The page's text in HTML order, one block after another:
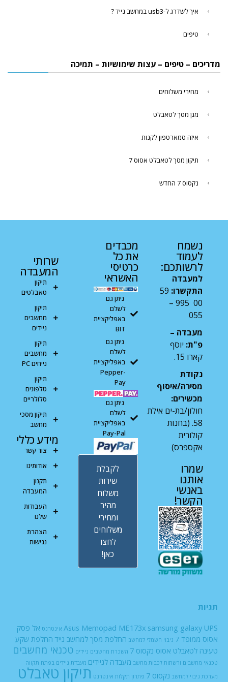
איך לשדרג ל-usb3 במחשב נייד ?
טיפים
מדריכים – טיפים – עצות שימושיות – תמיכה
מחירי משלוחים
מגן מסך לטאבלט
איזה סמארטפון לקנות
תיקון מסך לטאבלט אסוס 7
נקסוס 7 החדש
נשמח
לעמוד
לרשותכם:
למעבדה
התקשרו: 59
00 995 –
055
מעבדה –
פ"ת: יוסף
קארו 15.
נקודת
מסירה/איסוף
מכשירים:
חולון/בת-ים אילת
58. (בחנות
קולורית
אקספרס)
שמרו
אותנו
באנשי
הקשר!
מכבדים
את כל
כרטיסי
האשראי
ניתן גם
לשלם
באפליקציית
BIT
ניתן גם
לשלם
באפליקציית
Pepper-
Pay
ניתן גם
לשלם
באפליקציית
Pay-Pal
לקבלת
שירות
משלוח
מהיר
ומחירי
משלוחים
לחצו
כאן!
שרותי
המעבדה
תיקון
טאבלטים
תיקון
מחשבים
ניידים
תיקון
מחשבים
נייחים PC
תיקון
טלפונים
סלולריים
תיקון מסכי
מחשב
מידע כללי
צור קשר
אודותינו
תקנון
המעבדה
העבודות
שלנו
הצהרת
נגישות
תגיות
Asus Memopad ME173x samsung galaxy UPS אינטרנט אל פסק
אסוס ממופד 7
גיבוי חשמלי למחשב החלפת מסך למחשב נייד החלפת שקע
טעינה לטאבלט אסוס נקסוס 7
השכרת מחשבים ניידים טכנאי מחשבים
טכנאי מחשבים ורשתות לכבות מחשב מעבדה לניידים מעבדת ניידים בפתח תקווה
מערכת גיבוי למחשב נקסוס 7 פתרון תקלות אינטרנט תיקון טאבלט